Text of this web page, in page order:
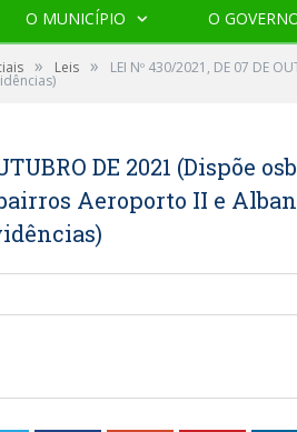
O MUNICÍPIO O
» Leis » LEI Nº 430/2021, DE 07 DE
DE 2021 (Dispõe
Aeroporto II e